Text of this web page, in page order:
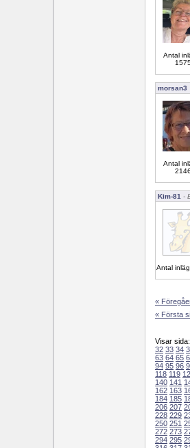
Antal
morsan3
Antal
2146
Kim-81 -
Antal
«
« Första
Visar sida:
32 33 34
63 64 65
94 95 96
118 119
140 141
162 163
184 185
206 207
228 229
250 251
272 273
294 295